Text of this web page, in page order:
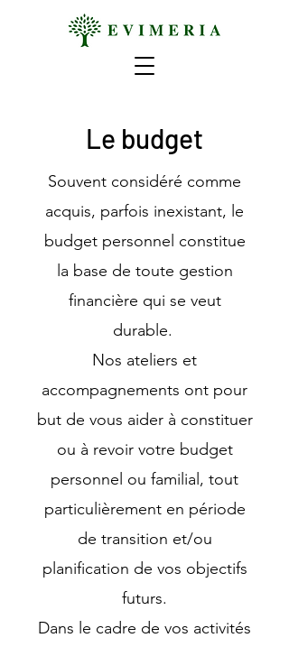
Le budget
Souvent considéré comme
acquis, parfois inexistant, le
budget personnel constitue
la base de toute gestion
financière qui se veut
durable.
Nos ateliers et
accompagnements ont pour
but de vous aider à constituer
ou à revoir votre budget
personnel ou familial, tout
particulièrement en période
de transition et/ou
planification de vos objectifs
futurs.
Dans le cadre de vos activités